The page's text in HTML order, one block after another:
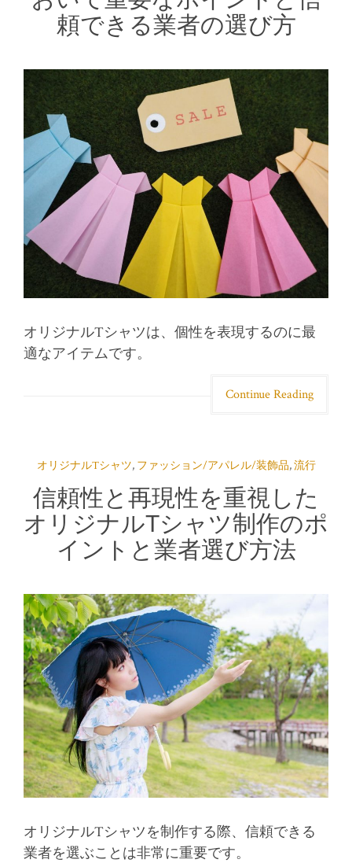
頼できる業者の選び方
オリジナルTシャツは、個性を表現するのに最
適なアイテムです。
Continue Reading
オリジナルTシャツ, ファッション/アパレル/装飾品,流行
信頼性と再現性を重視した
オリジナルTシャツ制作のポ
イントと業者選び方法
オリジナルTシャツを制作する際、信頼できる
業者を選ぶことは非常に重要です。